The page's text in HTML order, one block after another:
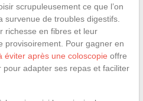
scrupuleusement ce que l’on
survenue de troubles digestifs.
richesse en fibres et leur
provisoirement. Pour gagner en
éviter après une coloscopie offre
adapter ses repas et faciliter